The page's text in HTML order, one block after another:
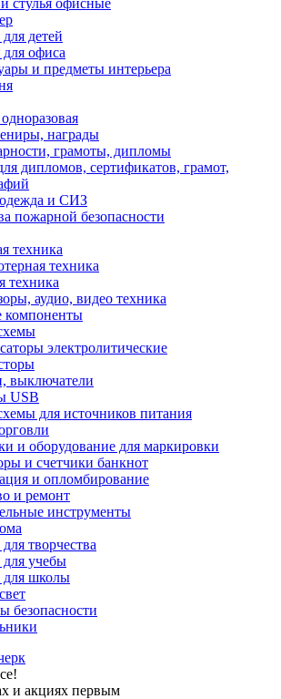
детей
офиса
и предметы интерьера
награды
грамоты, дипломы
дипломов, сертификатов, грамот,
и СИЗ
пожарной безопасности
техника
техника
техника
аудио, видео техника
компоненты
электролитические
выключатели
USB
для источников питания
и оборудование для маркировки
и счетчики банкнот
и опломбирование
и ремонт
инструменты
творчества
учебы
для школы
безопасности
и акциях первым